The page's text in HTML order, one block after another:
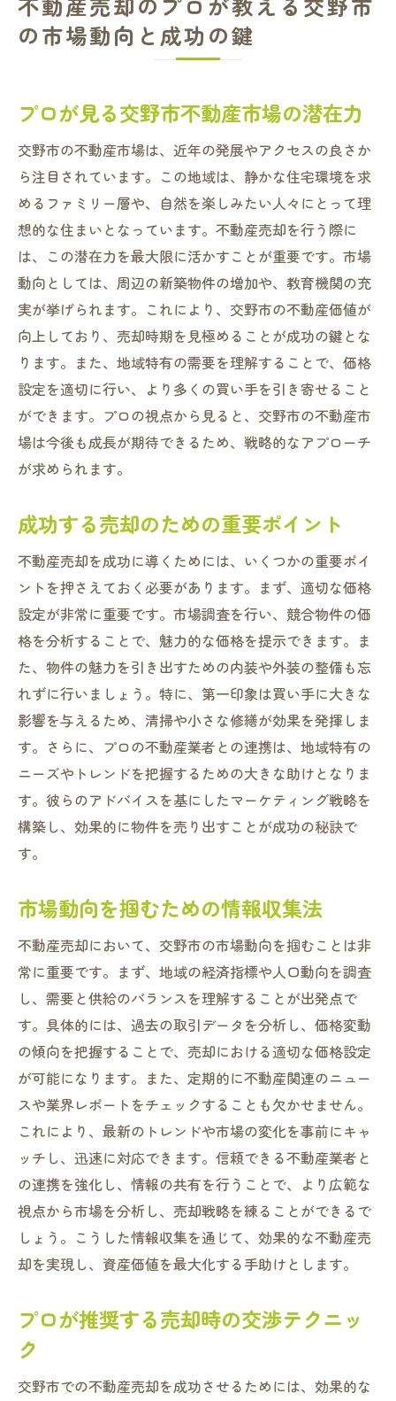
の市場動向と成功の鍵
プロが見る交野市不動産市場の潜在力
交野市の不動産市場は、近年の発展やアクセスの良さか
ら注目されています。この地域は、静かな住宅環境を求
めるファミリー層や、自然を楽しみたい人々にとって理
想的な住まいとなっています。不動産売却を行う際に
は、この潜在力を最大限に活かすことが重要です。市場
動向としては、周辺の新築物件の増加や、教育機関の充
実が挙げられます。これにより、交野市の不動産価値が
向上しており、売却時期を見極めることが成功の鍵とな
ります。また、地域特有の需要を理解することで、価格
設定を適切に行い、より多くの買い手を引き寄せること
ができます。プロの視点から見ると、交野市の不動産市
場は今後も成長が期待できるため、戦略的なアプローチ
が求められます。
成功する売却のための重要ポイント
不動産売却を成功に導くためには、いくつかの重要ポイ
ントを押さえておく必要があります。まず、適切な価格
設定が非常に重要です。市場調査を行い、競合物件の価
格を分析することで、魅力的な価格を提示できます。ま
た、物件の魅力を引き出すための内装や外装の整備も忘
れずに行いましょう。特に、第一印象は買い手に大きな
影響を与えるため、清掃や小さな修繕が効果を発揮しま
す。さらに、プロの不動産業者との連携は、地域特有の
ニーズやトレンドを把握するための大きな助けとなりま
す。彼らのアドバイスを基にしたマーケティング戦略を
構築し、効果的に物件を売り出すことが成功の秘訣で
す。
市場動向を掴むための情報収集法
不動産売却において、交野市の市場動向を掴むことは非
常に重要です。まず、地域の経済指標や人口動向を調査
し、需要と供給のバランスを理解することが出発点で
す。具体的には、過去の取引データを分析し、価格変動
の傾向を把握することで、売却における適切な価格設定
が可能になります。また、定期的に不動産関連のニュー
スや業界レポートをチェックすることも欠かせません。
これにより、最新のトレンドや市場の変化を事前にキャ
ッチし、迅速に対応できます。信頼できる不動産業者と
の連携を強化し、情報の共有を行うことで、より広範な
視点から市場を分析し、売却戦略を練ることができるで
しょう。こうした情報収集を通じて、効果的な不動産売
却を実現し、資産価値を最大化する手助けとします。
プロが推奨する売却時の交渉テクニッ
ク
交野市での不動産売却を成功させるためには、効果的な